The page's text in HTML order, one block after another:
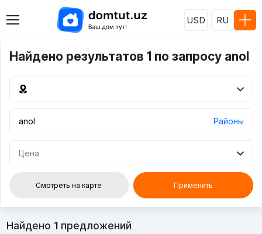
USD RU
Найдено результатов 1 по запросу anol
Районы
Цена
Смотреть на карте Применить
Найдено 1предложений